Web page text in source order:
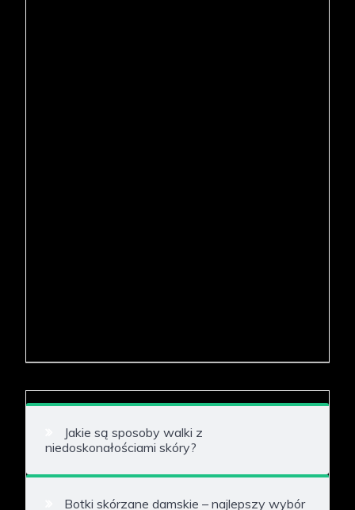
Jakie są sposoby walki z
niedoskonałościami skóry?
Botki skórzane damskie – najlepszy wybór